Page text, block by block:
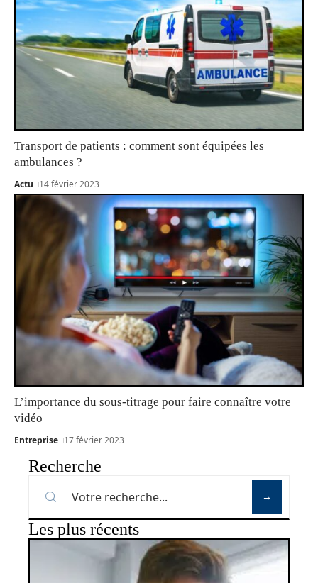
Transport de patients : comment sont équipées les
ambulances ?
Actu 14 février 2023
L’importance du sous-titrage pour faire connaître votre
vidéo
Entreprise 17 février 2023
Recherche
Les plus récents